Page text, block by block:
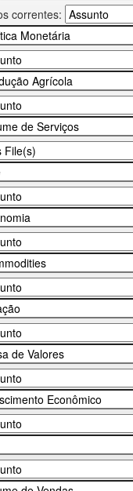
correntes: